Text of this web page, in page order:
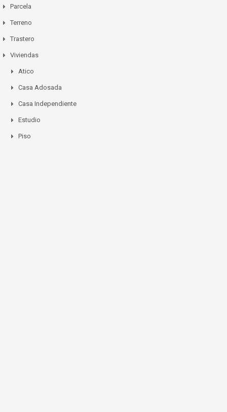
Parcela
Terreno
Trastero
Viviendas
Atico
Casa Adosada
Casa Independiente
Estudio
Piso